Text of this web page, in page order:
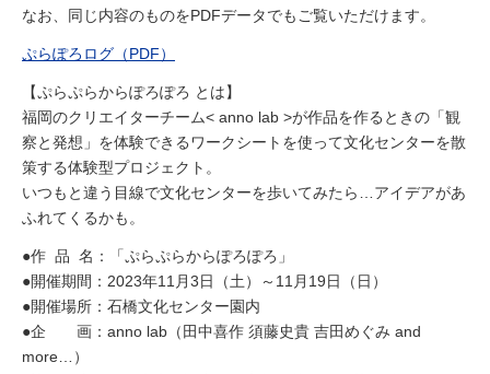
なお、同じ内容のものをPDFデータでもご覧いただけます。
ぷらぽろログ（PDF）
【ぷらぷらからぽろぽろ とは】
福岡のクリエイターチーム< anno lab >が作品を作るときの「観
察と発想」を体験できるワークシートを使って文化センターを散
策する体験型プロジェクト。
いつもと違う目線で文化センターを歩いてみたら…アイデアがあ
ふれてくるかも。
●作 品 名：「ぷらぷらからぽろぽろ」
●開催期間：2023年11月3日（土）～11月19日（日）
●開催場所：石橋文化センター園内
●企 画：anno lab（田中喜作 須藤史貴 吉田めぐみ and
more…）